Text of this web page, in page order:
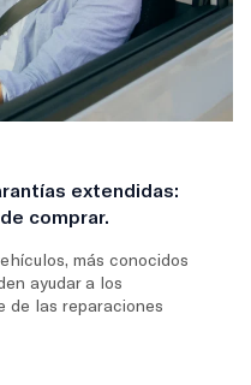
extendidas:
comprar.
más conocidos
ayudar a los
de las reparaciones